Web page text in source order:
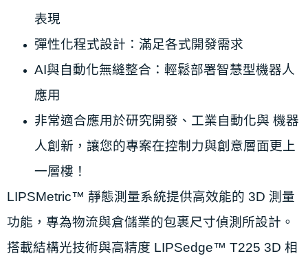
表現
彈性化程式設計：滿足各式開發需求
AI與自動化無縫整合：輕鬆部署智慧型機器人
應用
非常適合應用於研究開發、工業自動化與 機器
人創新，讓您的專案在控制力與創意層面更上
一層樓！
LIPSMetric™ 靜態測量系統提供高效能的 3D 測量
功能，專為物流與倉儲業的包裹尺寸偵測所設計。
搭載結構光技術與高精度 LIPSedge™ T225 3D 相